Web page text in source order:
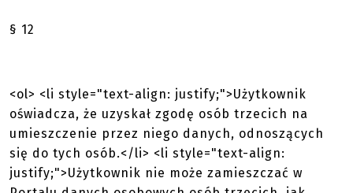
§ 12
<ol> <li style="text-align: justify;">Użytkownik
oświadcza, że uzyskał zgodę osób trzecich na
umieszczenie przez niego danych, odnoszących
się do tych osób.</li> <li style="text-align:
justify;">Użytkownik nie może zamieszczać w